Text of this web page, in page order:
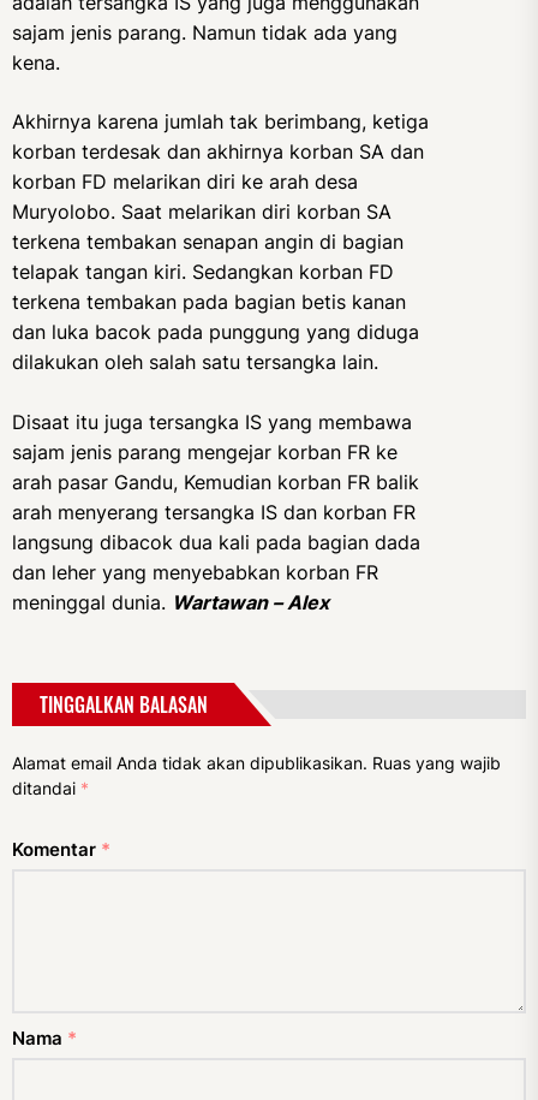
sajam jenis parang. Namun tidak ada yang
kena.
Akhirnya karena jumlah tak berimbang, ketiga
korban terdesak dan akhirnya korban SA dan
korban FD melarikan diri ke arah desa
Muryolobo. Saat melarikan diri korban SA
terkena tembakan senapan angin di bagian
telapak tangan kiri. Sedangkan korban FD
terkena tembakan pada bagian betis kanan
dan luka bacok pada punggung yang diduga
dilakukan oleh salah satu tersangka lain.
Disaat itu juga tersangka IS yang membawa
sajam jenis parang mengejar korban FR ke
arah pasar Gandu, Kemudian korban FR balik
arah menyerang tersangka IS dan korban FR
langsung dibacok dua kali pada bagian dada
dan leher yang menyebabkan korban FR
meninggal dunia. Wartawan – Alex
TINGGALKAN BALASAN
Alamat email Anda tidak akan dipublikasikan. Ruas yang wajib
ditandai *
Komentar *
Nama *